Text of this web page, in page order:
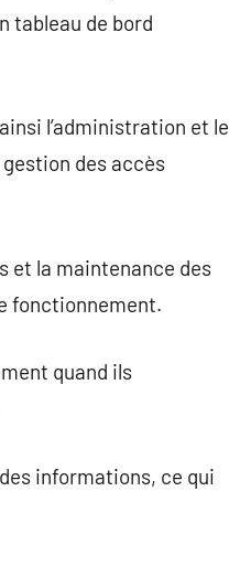
tableau de bord
l’administration et le
des accès
et la maintenance des
fonctionnement.
quand ils
informations, ce qui